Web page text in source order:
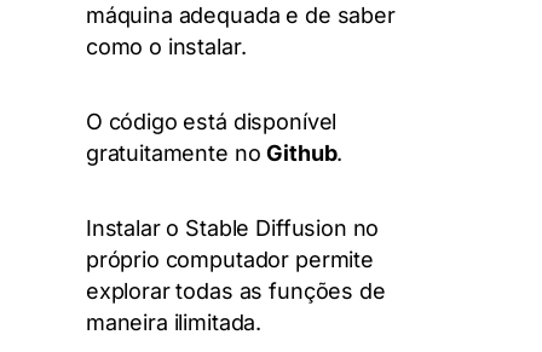
máquina adequada e de saber
como o instalar.
O código está disponível
gratuitamente noGithub.
Instalar o Stable Diffusion no
próprio computador permite
explorar todas as funções de
maneira ilimitada.